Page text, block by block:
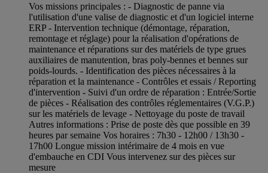
Vos missions principales : - Diagnostic de panne via
l'utilisation d'une valise de diagnostic et d'un logiciel interne
ERP - Intervention technique (démontage, réparation,
remontage et réglage) pour la réalisation d'opérations de
maintenance et réparations sur des matériels de type grues
auxiliaires de manutention, bras poly-bennes et bennes sur
poids-lourds. - Identification des pièces nécessaires à la
réparation et la maintenance - Contrôles et essais / Reporting
d'intervention - Suivi d'un ordre de réparation : Entrée/Sortie
de pièces - Réalisation des contrôles réglementaires (V.G.P.)
sur les matériels de levage - Nettoyage du poste de travail
Autres informations : Prise de poste dès que possible en 39
heures par semaine Vos horaires : 7h30 - 12h00 / 13h30 -
17h00 Longue mission intérimaire de 4 mois en vue
d'embauche en CDI Vous intervenez sur des pièces sur
mesure